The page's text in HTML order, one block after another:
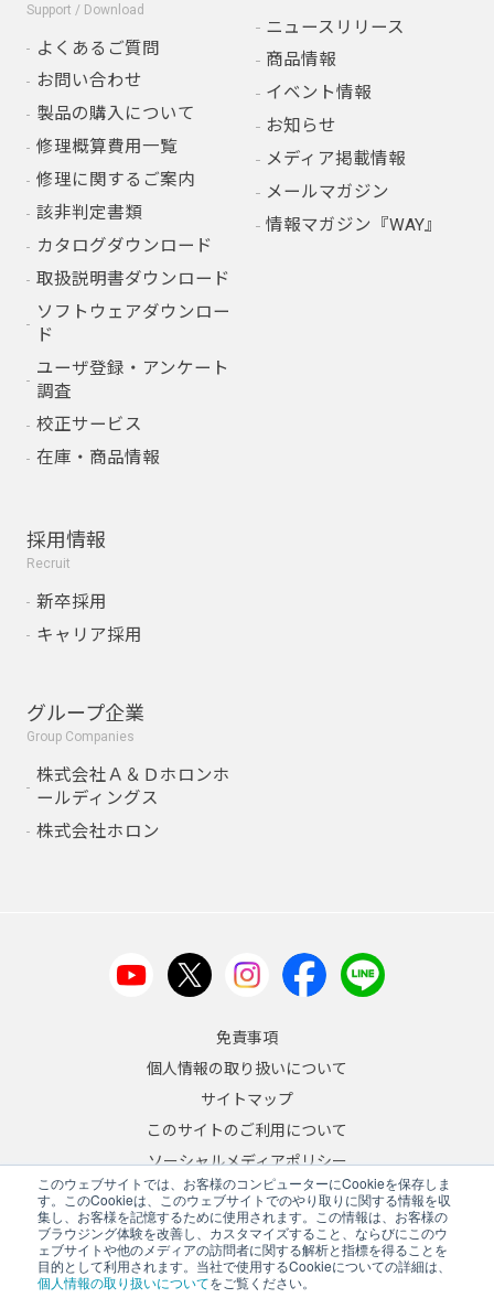
このウェブサイトでは、お客様のコンピューターにCookieを保存しま
す。このCookieは、このウェブサイトでのやり取りに関する情報を収
集し、お客様を記憶するために使用されます。この情報は、お客様の
ブラウジング体験を改善し、カスタマイズすること、ならびにこのウ
ェブサイトや他のメディアの訪問者に関する解析と指標を得ることを
目的として利用されます。当社で使用するCookieについての詳細は、
個人情報の取り扱いについてをご覧ください。
Support / Download
よくあるご質問
お問い合わせ
製品の購入について
修理概算費用一覧
修理に関するご案内
該非判定書類
カタログダウンロード
取扱説明書ダウンロード
ソフトウェアダウンロー
ド
ユーザ登録・アンケート
調査
校正サービス
在庫・商品情報
ニュースリリース
商品情報
イベント情報
お知らせ
メディア掲載情報
メールマガジン
情報マガジン『WAY』
採用情報
Recruit
新卒採用
キャリア採用
グループ企業
Group Companies
株式会社Ａ＆Ｄホロンホ
ールディングス
株式会社ホロン
免責事項
個人情報の取り扱いについて
サイトマップ
このサイトのご利用について
ソーシャルメディアポリシー
反社会的勢力への対応について
JA/EN
Copyright © 2026 A&D Company, Limited